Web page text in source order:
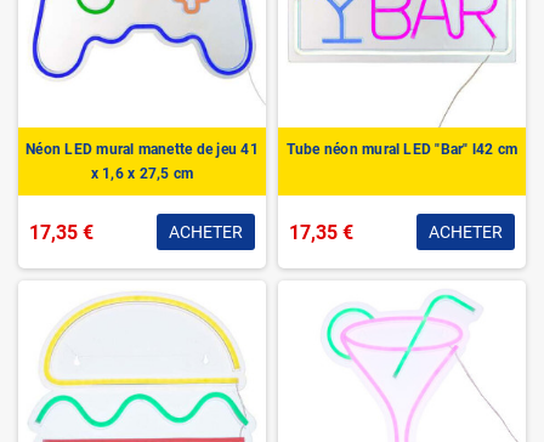
Néon LED mural manette de jeu 41
x 1,6 x 27,5 cm
17,35 € ACHETER
Tube néon mural LED "Bar" l42 cm
17,35 € ACHETER